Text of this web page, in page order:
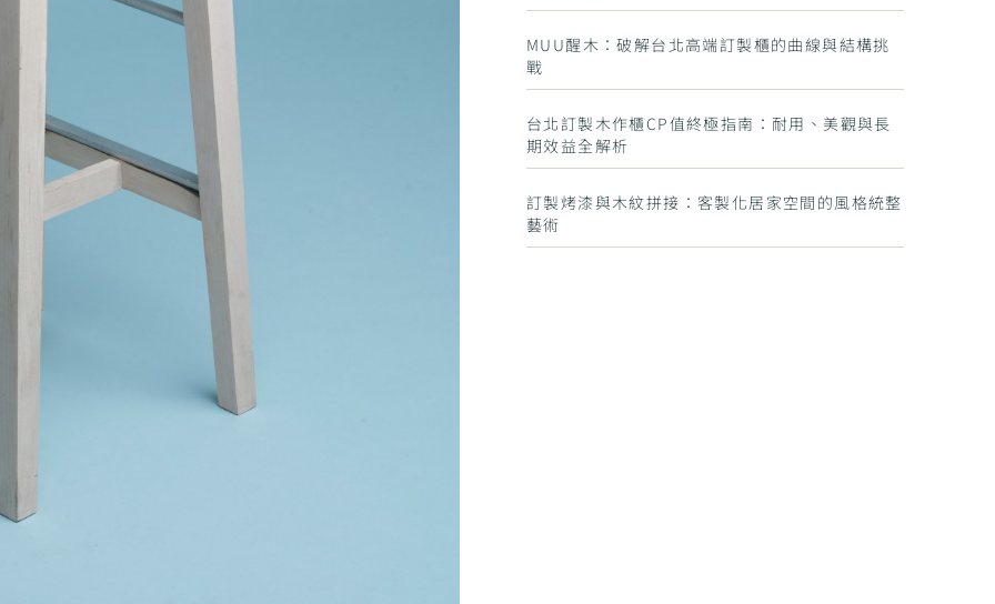
MUU醒木：破解台北高端訂製櫃的曲線與結構挑
戰
台北訂製木作櫃CP值終極指南：耐用、美觀與長
期效益全解析
訂製烤漆與木紋拼接：客製化居家空間的風格統整
藝術